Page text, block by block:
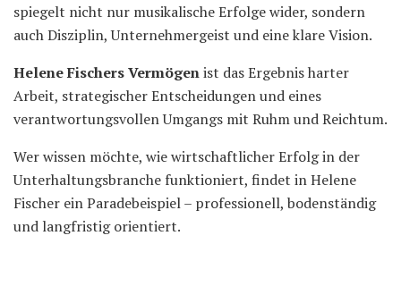
spiegelt nicht nur musikalische Erfolge wider, sondern
auch Disziplin, Unternehmergeist und eine klare Vision.
Helene Fischers Vermögenist das Ergebnis harter
Arbeit, strategischer Entscheidungen und eines
verantwortungsvollen Umgangs mit Ruhm und Reichtum.
Wer wissen möchte, wie wirtschaftlicher Erfolg in der
Unterhaltungsbranche funktioniert, findet in Helene
Fischer ein Paradebeispiel – professionell, bodenständig
und langfristig orientiert.